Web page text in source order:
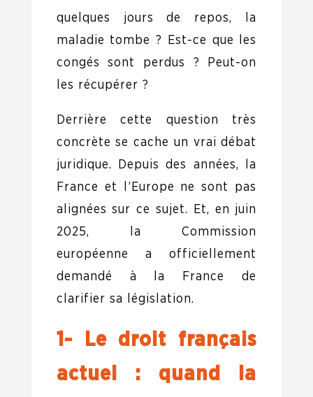
quelques jours de repos, la
maladie tombe ? Est-ce que les
congés sont perdus ? Peut-on
les récupérer ?
Derrière cette question très
concrète se cache un vrai débat
juridique. Depuis des années, la
France et l’Europe ne sont pas
alignées sur ce sujet. Et, en juin
2025, la Commission
européenne a officiellement
demandé à la France de
clarifier sa législation.
1- Le droit français
actuel : quand la